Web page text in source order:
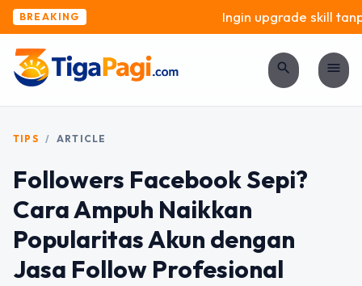
BREAKING Ingin upgrade skill
search menu
TIPS / ARTICLE
Followers Facebook Sepi?
Cara Ampuh Naikkan
Popularitas Akun dengan
Jasa Follow Profesional